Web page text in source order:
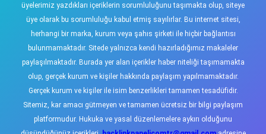
üyelerimiz yazdıkları içeriklerin sorumluluğunu taşımakta olup, siteye
üye olarak bu sorumluluğu kabul etmiş sayılırlar. Bu internet sitesi,
herhangi bir marka, kurum veya şahıs şirketi ile hiçbir bağlantısı
bulunmamaktadır. Sitede yalnızca kendi hazırladığımız makaleler
paylaşılmaktadır. Burada yer alan içerikler haber niteliği taşımamakta
olup, gerçek kurum ve kişiler hakkında paylaşım yapılmamaktadır.
Gerçek kurum ve kişiler ile isim benzerlikleri tamamen tesadüfidir.
Sitemiz, kar amacı gütmeyen ve tamamen ücretsiz bir bilgi paylaşım
platformudur. Hukuka ve yasal düzenlemelere aykırı olduğunu